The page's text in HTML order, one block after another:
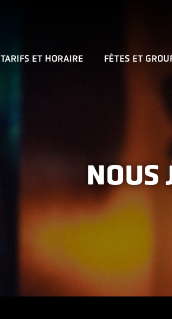
TARIFS ET HORAIRE FÊTES ET
NOUS